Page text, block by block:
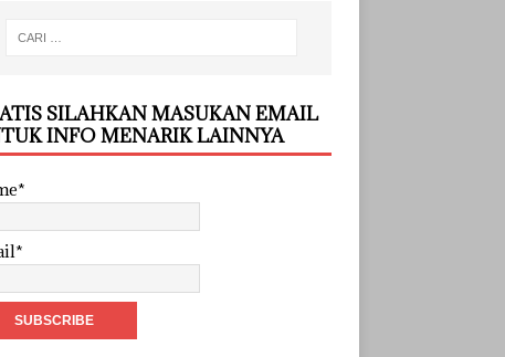
SILAHKAN MASUKAN EMAIL
INFO MENARIK LAINNYA